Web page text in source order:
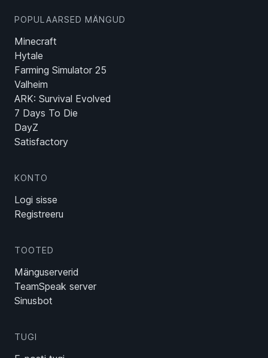
POPULAARSED MÄNGUD
Minecraft
Hytale
Farming Simulator 25
Valheim
ARK: Survival Evolved
7 Days To Die
DayZ
Satisfactory
KONTO
Logi sisse
Registreeru
TOOTED
Mänguserverid
TeamSpeak server
Sinusbot
TUGI